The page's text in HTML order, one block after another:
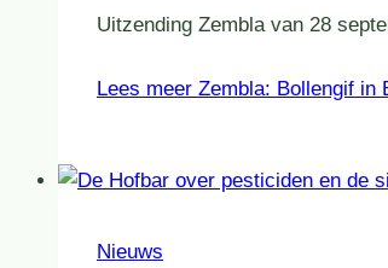
Uitzending Zembla van 28
Lees meer Zembla: Bollengif in
Nieuws